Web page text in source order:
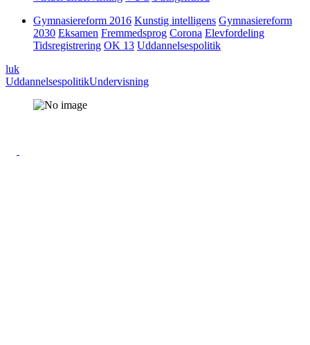
Gymnasiereform 2016 Kunstig intelligens Gymnasiereform
2030 Eksamen Fremmedsprog Corona Elevfordeling
Tidsregistrering OK 13 Uddannelsespolitik
luk
UddannelsespolitikUndervisning